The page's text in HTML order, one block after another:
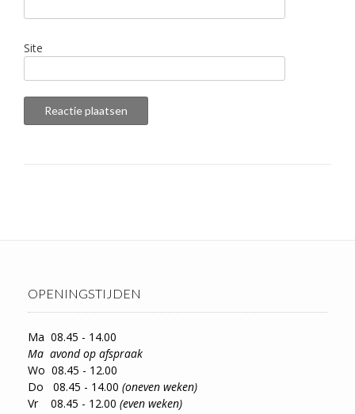
Site
OPENINGSTIJDEN
Ma 08.45 - 14.00
Ma avond op afspraak
Wo 08.45 - 12.00
Do 08.45 - 14.00 (oneven weken)
Vr 08.45 - 12.00 (even weken)